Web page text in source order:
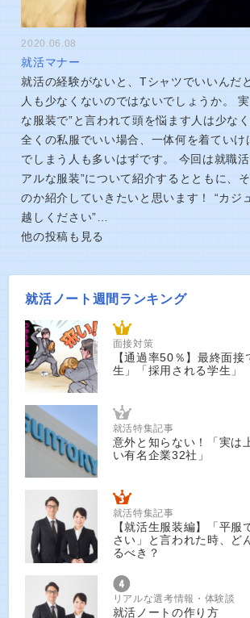
2020.06.08
就活マナー
就活の経験がないと、Tシャツでいいんだ
人も少なくないのではないでしょうか。
な服装で”と言われて頭を悩ます人は少な
全くの私服でいい場合、一体何を着ていけ
でしまう人も多いはずです。 今回は就職
アルな服装”について紹介するとともに、
のか紹介していきたいと思います！ “カジ
越しください”…
他の投稿も見る
就活ノート週間ランキング
面接対策
【通過率50％】最終面接
生」「採用される学生」
就活特集記事
意外と知らない！「実は
い有名企業32社」
就活特集記事
【就活生服装編】「平服
さい」と言われた時、ど
るべき？
リアルな選考情報・体験談
就活ノートの作り方